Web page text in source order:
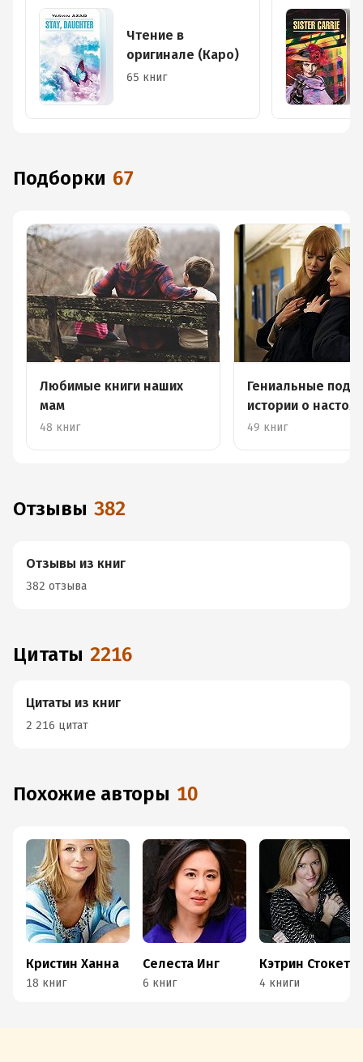
Чтение в
оригинале (Каро)
65 книг
Подборки 67
Любимые книги наших
мам
48 книг
Гениальные
истории о
женской дружбе
49 книг
Отзывы 382
Отзывы из книг
382 отзыва
Цитаты 2216
Цитаты из книг
2 216 цитат
Похожие авторы 10
Кристин Ханна
18 книг
Селеста Инг
6 книг
Кэтрин Стокетт
4 книги